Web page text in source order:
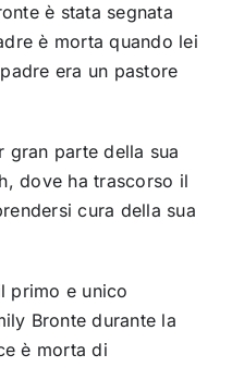
è stata segnata
è morta quando lei
era un pastore
gran parte della sua
dove ha trascorso il
cura della sua
primo e unico
Bronte durante la
è morta di